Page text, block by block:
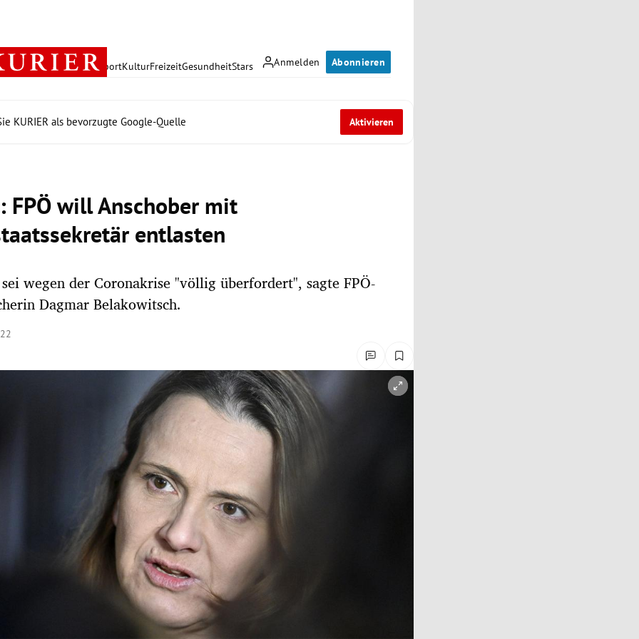
Anmelden Abonnieren
PolitikWirtschaft SportKulturFreizeitGesundheitStars
KURIER als bevorzugte Google-Quelle Aktivieren
FPÖ will Anschober mit
entlasten
wegen der Coronakrise "völlig überfordert", sagte FPÖ-
Dagmar Belakowitsch.
öffnen/schließen